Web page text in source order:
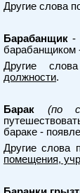
Другие слова
Барабанщик -
барабанщиком
Другие
должности.
Барак (по
бараке -
Другие слова
помещения,